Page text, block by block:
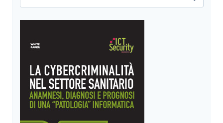
CLOUD
SECURITY
COMPUTING
ITALIANO
per: